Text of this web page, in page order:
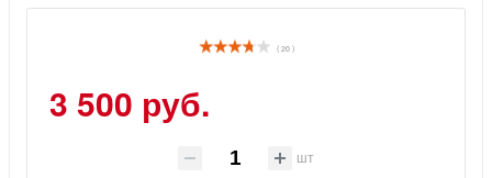
( 20 )
3 500 руб.
шт